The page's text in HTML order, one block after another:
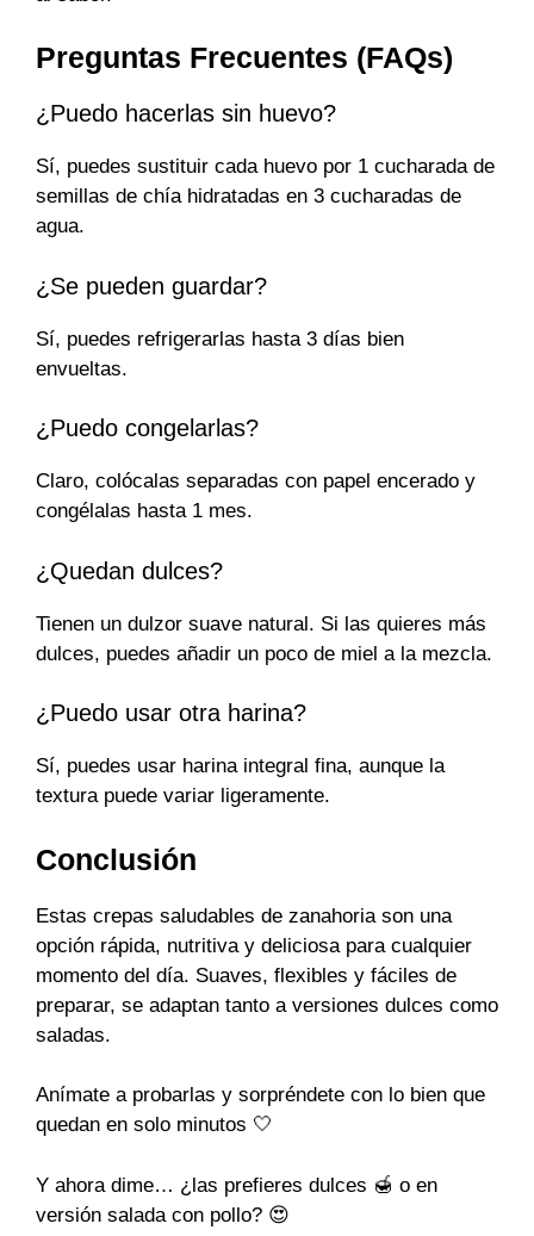
Preguntas Frecuentes (FAQs)
¿Puedo hacerlas sin huevo?
Sí, puedes sustituir cada huevo por 1 cucharada de
semillas de chía hidratadas en 3 cucharadas de
agua.
¿Se pueden guardar?
Sí, puedes refrigerarlas hasta 3 días bien
envueltas.
¿Puedo congelarlas?
Claro, colócalas separadas con papel encerado y
congélalas hasta 1 mes.
¿Quedan dulces?
Tienen un dulzor suave natural. Si las quieres más
dulces, puedes añadir un poco de miel a la mezcla.
¿Puedo usar otra harina?
Sí, puedes usar harina integral fina, aunque la
textura puede variar ligeramente.
Conclusión
Estas crepas saludables de zanahoria son una
opción rápida, nutritiva y deliciosa para cualquier
momento del día. Suaves, flexibles y fáciles de
preparar, se adaptan tanto a versiones dulces como
saladas.
Anímate a probarlas y sorpréndete con lo bien que
quedan en solo minutos 🤍
Y ahora dime… ¿las prefieres dulces 🍯 o en
versión salada con pollo? 😍